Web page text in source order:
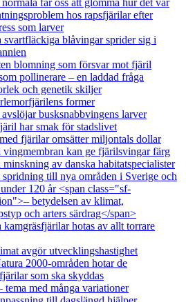
hos rapsfjärilar efter
som larver
svartfläckiga blåvingar sprider sig i
blomning som försvar mot fjäril
pollinerare – en laddad fråga
och genetik skiljer
former
busksnabbvingens larver
har smak för stadslivet
fjärilar omsätter miljontals dollar
vingmembran kan ge fjärilsvingar färg
minskning av danska habitatspecialister
spridning till nya områden i Sverige och
120 år <span class="sf-
betydelsen av klimat,
och arters särdrag</span>
kamgräsfjärilar hotas av allt torrare
avgör utvecklingshastighet
2000-områden hotar de
som ska skyddas
tema med många variationer